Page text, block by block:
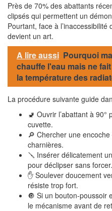
Près de 70% des abattants
clipsés qui permettent un
Pourtant, face à
devient un art.
A lire aussi Pourquoi
chauffe l'eau mais ne
la température des
La procédure suivante guide
🚽 Ouvrir l’abattant à
cuvette.
🔎 Chercher une
charnières.
🪛 Insérer délicatement
pour déclipser sans forcer.
✋ Soulever doucement
résiste trop fort.
🔘 Si un bouton-poussoir
le mécanisme avant de